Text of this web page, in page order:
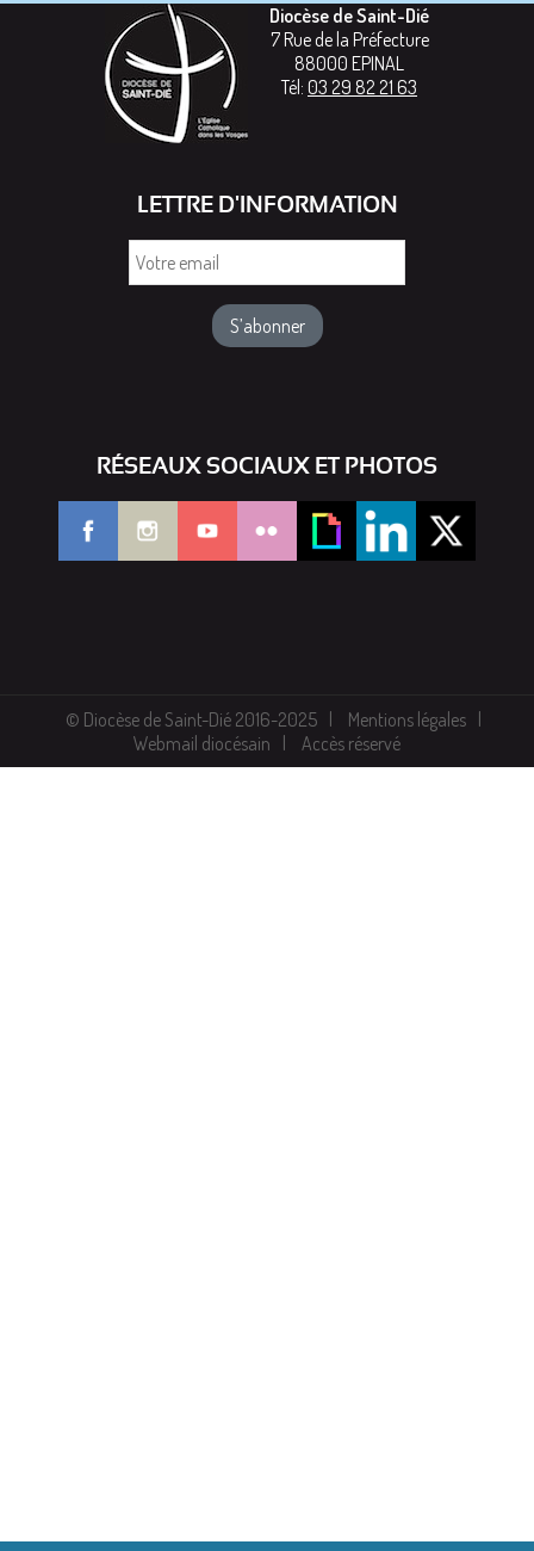
Diocèse de Saint-Dié
7 Rue de la Préfecture
88000 EPINAL
Tél: 03 29 82 21 63
LETTRE D'INFORMATION
RÉSEAUX SOCIAUX ET PHOTOS
© Diocèse de Saint-Dié 2016-2025
Mentions légales
Webmail diocésain
Accès réservé